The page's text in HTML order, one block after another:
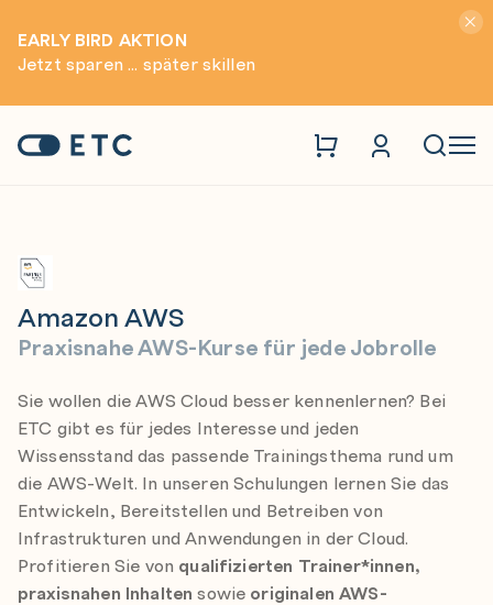
EARLY BIRD AKTION
Jetzt sparen ... später skillen
Startseite: ETC
Trainings Amazon AWS
Amazon AWS
Praxisnahe AWS-Kurse für jede Jobrolle
Sie wollen die AWS Cloud besser kennenlernen? Bei
ETC gibt es für jedes Interesse und jeden
Wissensstand das passende Trainingsthema rund um
die AWS-Welt. In unseren Schulungen lernen Sie das
Entwickeln, Bereitstellen und Betreiben von
Infrastrukturen und Anwendungen in der Cloud.
Profitieren Sie von qualifizierten Trainer*innen,
praxisnahen Inhalten sowie originalen AWS-